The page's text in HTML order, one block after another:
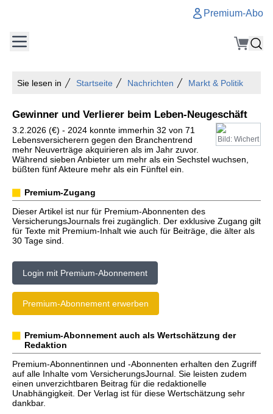
Premium-Abo
Sie lesen in Startseite Nachrichten Markt & Politik
Gewinner und Verlierer beim Leben-Neugeschäft
Bild: Wichert
3.2.2026 (€) - 2024 konnte immerhin 32 von 71
Lebensversicherern gegen den Branchentrend
mehr Neuverträge akquirieren als im Jahr zuvor.
Während sieben Anbieter um mehr als ein Sechstel wuchsen,
büßten fünf Akteure mehr als ein Fünftel ein.
Premium-Zugang
Dieser Artikel ist nur für Premium-Abonnenten des
VersicherungsJournals frei zugänglich. Der exklusive Zugang gilt
für Texte mit Premium-Inhalt wie auch für Beiträge, die älter als
30 Tage sind.
Login mit Premium-Abonnement
Premium-Abonnement erwerben
Premium-Abonnement auch als Wertschätzung der
Redaktion
Premium-Abonnentinnen und -Abonnenten erhalten den Zugriff
auf alle Inhalte vom VersicherungsJournal. Sie leisten zudem
einen unverzichtbaren Beitrag für die redaktionelle
Unabhängigkeit. Der Verlag ist für diese Wertschätzung sehr
dankbar.